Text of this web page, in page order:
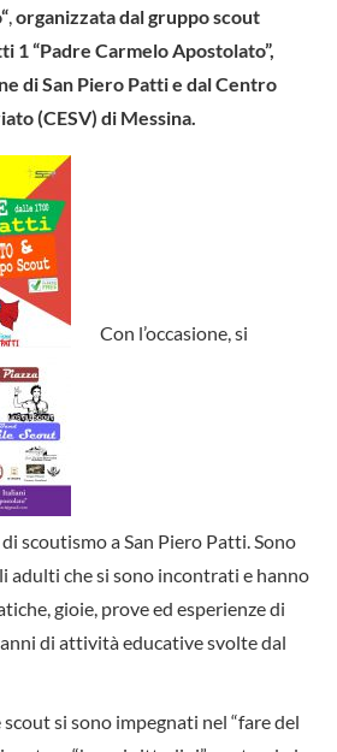
,organizzata dal gruppo scout
1 “Padre Carmelo Apostolato”,
di San Piero Patti e dal Centro
(CESV) di Messina.
Con l’occasione, si
scoutismo a San Piero Patti. Sono
adulti che si sono incontrati e hanno
gioie, prove ed esperienze di
di attività educative svolte dal
si sono impegnati nel “fare del